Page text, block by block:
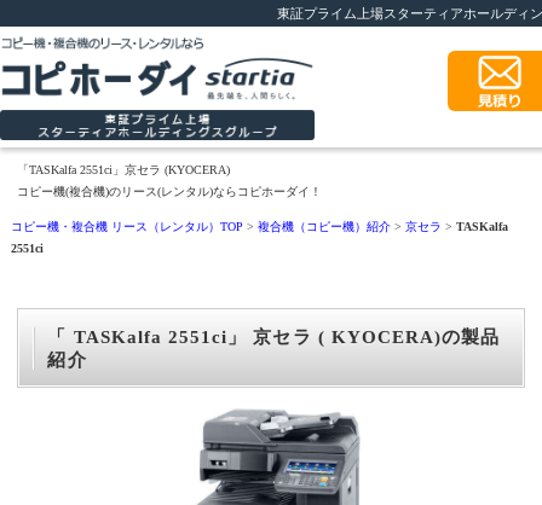
東証プライム上場スターティアホールディ
「TASKalfa 2551ci」京セラ (KYOCERA)
コピー機(複合機)のリース(レンタル)ならコピホーダイ！
コピー機・複合機 リース（レンタル）TOP >複合機（コピー機）紹介 >京セラ>TASKalfa
2551ci
「 TASKalfa 2551ci」 京セラ ( KYOCERA)の製品
紹介